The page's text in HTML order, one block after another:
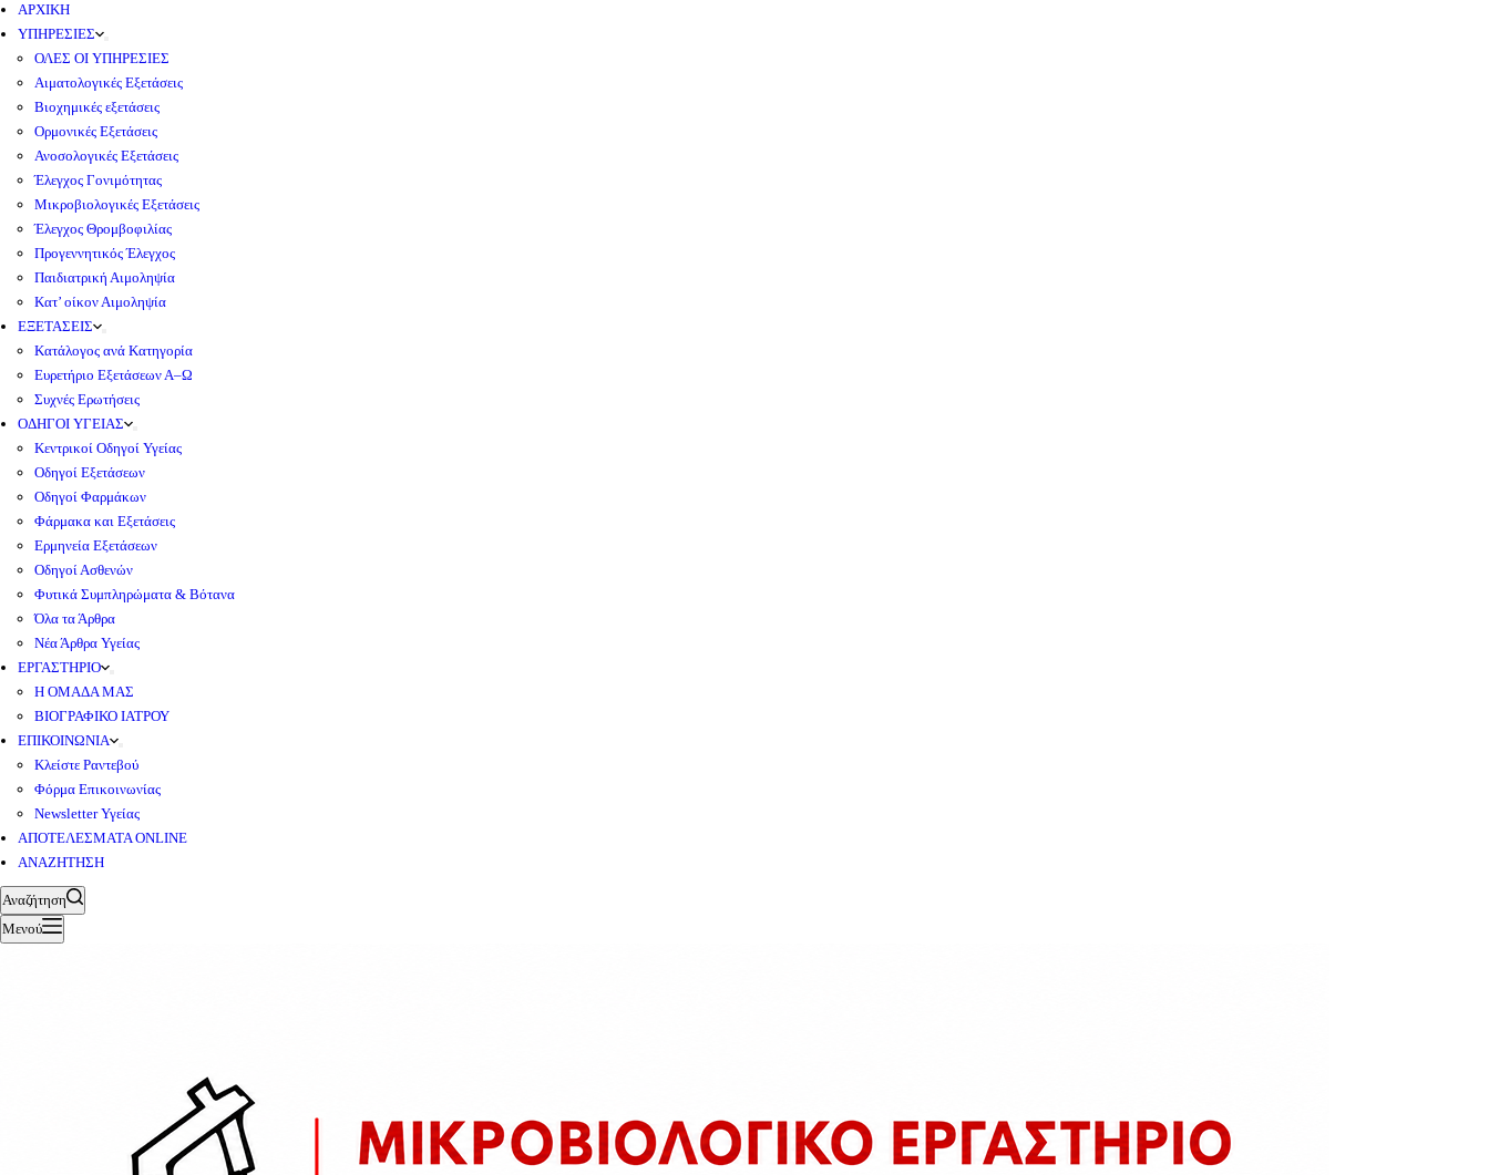
ΑΡΧΙΚΗ
ΥΠΗΡΕΣΙΕΣ
ΟΛΕΣ ΟΙ ΥΠΗΡΕΣΙΕΣ
Αιματολογικές Εξετάσεις
Βιοχημικές εξετάσεις
Ορμονικές Εξετάσεις
Ανοσολογικές Εξετάσεις
Έλεγχος Γονιμότητας
Μικροβιολογικές Εξετάσεις
Έλεγχος Θρομβοφιλίας
Προγεννητικός Έλεγχος
Παιδιατρική Αιμοληψία
Κατ’ οίκον Αιμοληψία
ΕΞΕΤΑΣΕΙΣ
Κατάλογος ανά Κατηγορία
Ευρετήριο Εξετάσεων Α–Ω
Συχνές Ερωτήσεις
ΟΔΗΓΟΙ ΥΓΕΙΑΣ
Κεντρικοί Οδηγοί Υγείας
Οδηγοί Εξετάσεων
Οδηγοί Φαρμάκων
Φάρμακα και Εξετάσεις
Ερμηνεία Εξετάσεων
Οδηγοί Ασθενών
Φυτικά Συμπληρώματα & Βότανα
Όλα τα Άρθρα
Νέα Άρθρα Υγείας
ΕΡΓΑΣΤΗΡΙΟ
Η ΟΜΑΔΑ ΜΑΣ
ΒΙΟΓΡΑΦΙΚΟ ΙΑΤΡΟΥ
ΕΠΙΚΟΙΝΩΝΙΑ
Κλείστε Ραντεβού
Φόρμα Επικοινωνίας
Newsletter Υγείας
ΑΠΟΤΕΛΕΣΜΑΤΑ ONLINE
ΑΝΑΖΗΤΗΣΗ
Αναζήτηση
Μενού